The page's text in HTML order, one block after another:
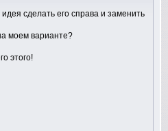
сделать его справа и заменить
моем варианте?
этого!